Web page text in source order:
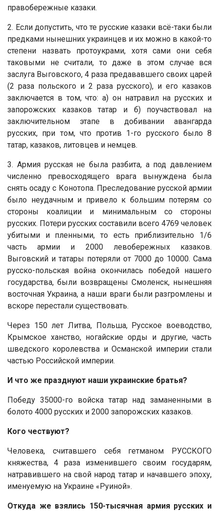
правобережные казаки.
2. Если допустить, что те русские казаки всё-таки были
предками нынешних украинцев и их можно в какой-то
степени назвать протоукрами, хотя сами они себя
таковыми не считали, то даже в этом случае вся
заслуга Выговского, 4 раза предававшего своих царей
(2 раза польского и 2 раза русского), и его казаков
заключается в том, что: а) он натравил на русских и
запорожских казаков татар и б) поучаствовал на
заключительном этапе в добивании авангарда
русских, при том, что против 1-го русского было 8
татар, казаков, литовцев и немцев.
3. Армия русская не была разбита, а под давлением
численно превосходящего врага вынуждена была
снять осаду с Конотопа. Преследование русской армии
было неудачным и привело к большим потерям со
стороны коалиции и минимальным со стороны
русских. Потери русских составили всего 4769 человек
убитыми и пленными, то есть приблизительно 1/6
часть армии и 2000 левобережных казаков.
Выговский и татары потеряли от 7000 до 10000. Сама
русско-польская война окончилась победой нашего
государства, были возвращены Смоленск, нынешняя
восточная Украина, а наши враги были разгромлены и
вскоре перестали существовать.
Через 150 лет Литва, Польша, Русское воеводство,
Крымское ханство, ногайские орды и другие, часть
шведского королевства и Османской империи стали
частью Российской империи.
И что же празднуют наши украинские братья?
Победу 35000-го войска татар над заманенными в
болото 4000 русских и 2000 запорожских казаков.
Кого чествуют?
Человека, считавшего себя гетманом РУССКОГО
княжества, 4 раза изменившего своим государям,
натравившего на свой народ татар и начавшего эпоху,
именуемую на Украине «Руиной».
Откуда же взялись 150-тысячная армия русских и